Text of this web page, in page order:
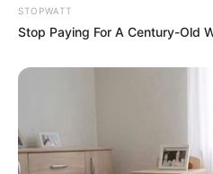
FRIDAY PLANS
STOPWATT
Stop Paying For A Century-Old